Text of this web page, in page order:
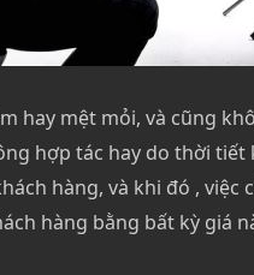
hay mệt mỏi, và cũng
hợp tác hay do thời
hàng, và khi đó ,
hàng bằng bất kỳ giá